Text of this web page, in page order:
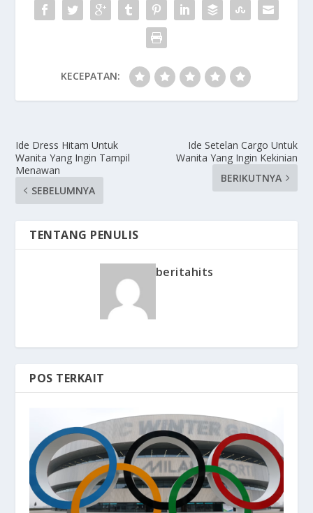
KECEPATAN:
Ide Dress Hitam Untuk
Wanita Yang Ingin Tampil
Menawan
SEBELUMNYA
Ide Setelan Cargo Untuk
Wanita Yang Ingin Kekinian
BERIKUTNYA
TENTANG PENULIS
beritahits
POS TERKAIT